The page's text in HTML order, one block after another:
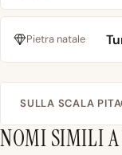
Pietra natale
SULLA SCALA
NOMI SIMILI A